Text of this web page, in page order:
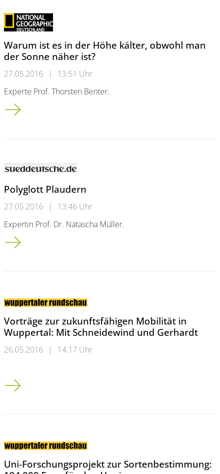
Warum ist es in der Höhe kälter, obwohl man
der Sonne näher ist?
27.05.2016 |
13:51 Uhr
Experte Prof. Thorsten Benter.
Warum ist es in der Höhe kälter, obwohl man der Sonne
Polyglott Plaudern
27.05.2016 |
13:46 Uhr
Expertin Prof. Dr. Natascha Müller.
Polyglott Plaudern
Vorträge zur zukunftsfähigen Mobilität in
Wuppertal: Mit Schneidewind und Gerhardt
26.05.2016 | 14:17 Uhr
Vorträge zur zukunftsfähigen Mobilität in Wuppertal: Mit
Uni-Forschungsprojekt zur Sortenbestimmung: